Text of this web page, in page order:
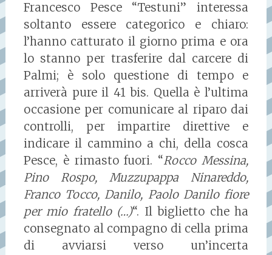
Francesco Pesce “Testuni” interessa
soltanto essere categorico e chiaro:
l’hanno catturato il giorno prima e ora
lo stanno per trasferire dal carcere di
Palmi; è solo questione di tempo e
arriverà pure il 41 bis. Quella è l’ultima
occasione per comunicare al riparo dai
controlli, per impartire direttive e
indicare il cammino a chi, della cosca
Pesce, è rimasto fuori. “Rocco Messina,
Pino Rospo, Muzzupappa Ninareddo,
Franco Tocco, Danilo, Paolo Danilo fiore
per mio fratello (…)“. Il biglietto che ha
consegnato al compagno di cella prima
di avviarsi verso un’incerta